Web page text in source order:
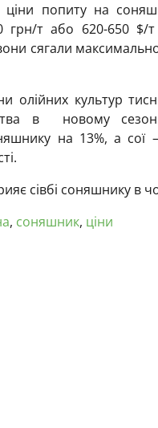
попиту на
грн/т або 620-650 $/
сягали
олійних культур
в новому сезоні,
на 13%, а
сівбі соняшнику в
, соняшник, ціни